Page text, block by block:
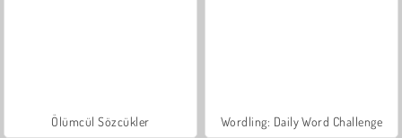
Ölümcül Sözcükler Wordling: Daily Word Challenge